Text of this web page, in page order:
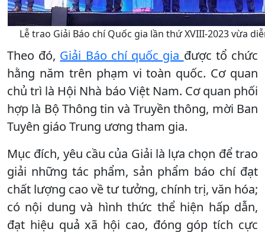
Lễ trao Giải Báo chí Quốc gia lần thứ XVIII-2023 vừa
Theo đó, Giải Báo chí quốc gia được tổ chức
hằng năm trên phạm vi toàn quốc. Cơ quan
chủ trì là Hội Nhà báo Việt Nam. Cơ quan phối
hợp là Bộ Thông tin và Truyền thông, mời Ban
Tuyên giáo Trung ương tham gia.
Mục đích, yêu cầu của Giải là lựa chọn để trao
giải những tác phẩm, sản phẩm báo chí đạt
chất lượng cao về tư tưởng, chính trị, văn hóa;
có nội dung và hình thức thể hiện hấp dẫn,
đạt hiệu quả xã hội cao, đóng góp tích cực